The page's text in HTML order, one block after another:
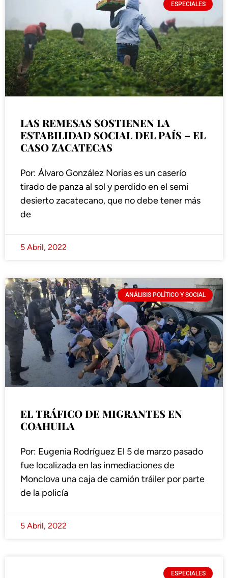
ESPECIALES
LAS REMESAS SOSTIENEN LA
ESTABILIDAD SOCIAL DEL PAÍS – EL
CASO ZACATECAS
Por: Álvaro González Norias es un caserío
tirado de panza al sol y perdido en el semi
desierto zacatecano, que no debe tener más
de
5 Abril, 2022
ANÁLISIS POLÍTICO Y SOCIAL
EL TRÁFICO DE MIGRANTES EN
COAHUILA
Por: Eugenia Rodríguez El 5 de marzo pasado
fue localizada en las inmediaciones de
Monclova una caja de camión tráiler por parte
de la policía
5 Abril, 2022
ESPECIALES